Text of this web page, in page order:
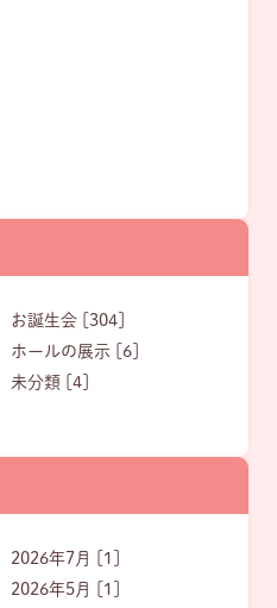
お誕生会 [304]
ホールの展示 [6]
未分類 [4]
2026年7月 [1]
2026年5月 [1]